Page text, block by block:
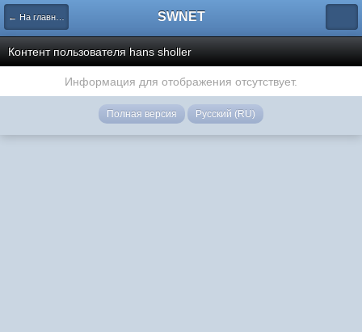
← На главную страницу SWNET
Контент пользователя hans sholler
Информация для отображения отсутствует.
Полная версия Русский (RU)